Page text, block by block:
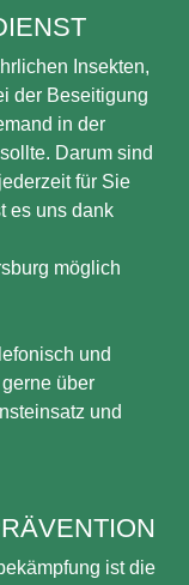
Insekten,
der Beseitigung
in der
Darum sind
für Sie
es uns dank
möglich
und
über
und
ist die